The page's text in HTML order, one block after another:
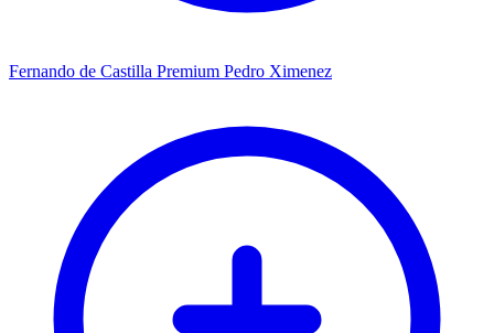
Fernando de Castilla Premium Pedro Ximenez